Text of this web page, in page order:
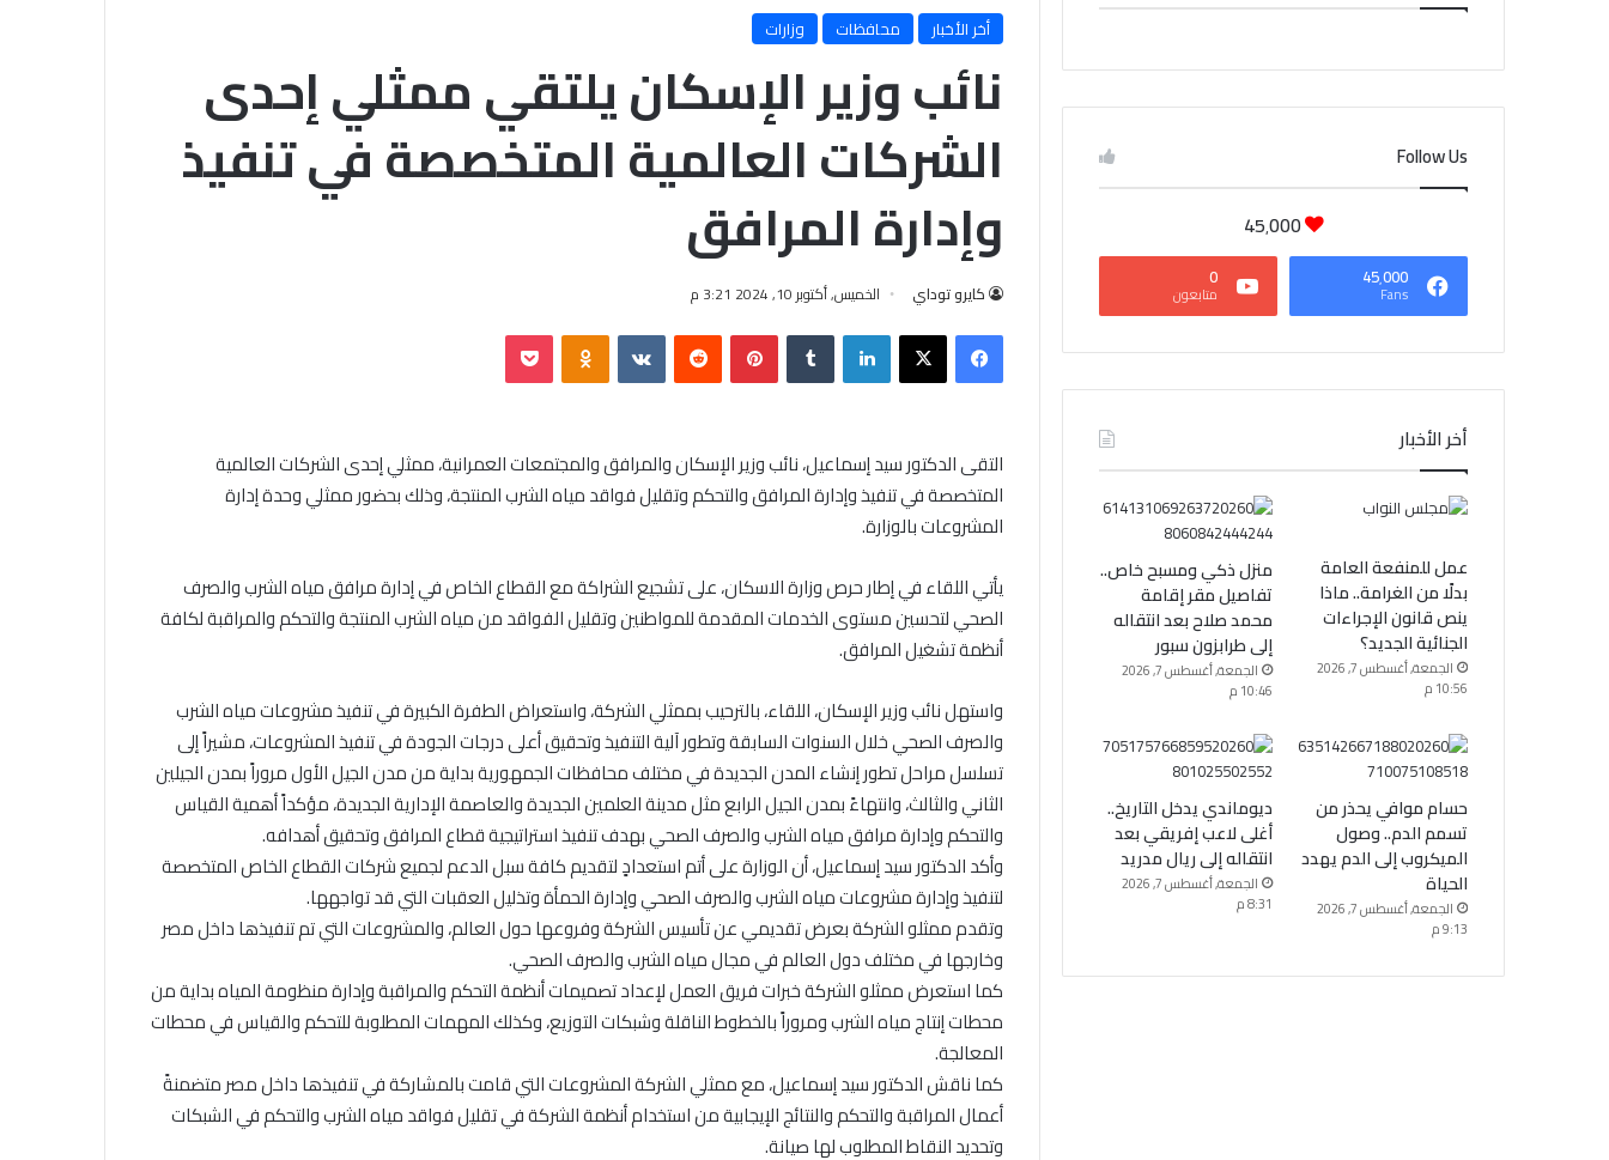
أخر الأخبار
محافظات وزارات
نائب وزير الإسكان يلتقي ممثلي إحدى
الشركات العالمية المتخصصة في تنفيذ
وإدارة المرافق
كايرو توداي الخميس, أكتوبر 10, 2024 3:21 م
فيسبوك لينكدإن بينتيريست
التقى الدكتور سيد إسماعيل، نائب وزير الإسكان والمرافق والمجتمعات العمرانية، ممثلي إحدى الشركات العالمية
المتخصصة في تنفيذ وإدارة المرافق والتحكم وتقليل فواقد مياه الشرب المنتجة، وذلك بحضور ممثلي وحدة إدارة
المشروعات بالوزارة.
يأتي اللقاء في إطار حرص وزارة الاسكان، على تشجيع الشراكة مع القطاع الخاص في إدارة مرافق مياه الشرب والصرف
الصحي لتحسين مستوى الخدمات المقدمة للمواطنين وتقليل الفواقد من مياه الشرب المنتجة والتحكم والمراقبة لكافة
أنظمة تشغيل المرافق.
واستهل نائب وزير الإسكان، اللقاء، بالترحيب بممثلي الشركة، واستعراض الطفرة الكبيرة في تنفيذ مشروعات مياه الشرب
والصرف الصحي خلال السنوات السابقة وتطور آلية التنفيذ وتحقيق أعلى درجات الجودة في تنفيذ المشروعات، مشيراً إلى
تسلسل مراحل تطور إنشاء المدن الجديدة في مختلف محافظات الجمهورية بداية من مدن الجيل الأول مروراً بمدن الجيلين
الثاني والثالث، وانتهاءً بمدن الجيل الرابع مثل مدينة العلمين الجديدة والعاصمة الإدارية الجديدة، مؤكداً أهمية القياس
والتحكم وإدارة مرافق مياه الشرب والصرف الصحي بهدف تنفيذ استراتيجية قطاع المرافق وتحقيق أهدافه.
وأكد الدكتور سيد إسماعيل، أن الوزارة على أتم استعدادٍ لتقديم كافة سبل الدعم لجميع شركات القطاع الخاص المتخصصة
لتنفيذ وإدارة مشروعات مياه الشرب والصرف الصحي وإدارة الحمأة وتذليل العقبات التي قد تواجهها.
وتقدم ممثلو الشركة بعرض تقديمي عن تأسيس الشركة وفروعها حول العالم، والمشروعات التي تم تنفيذها داخل مصر
وخارجها في مختلف دول العالم في مجال مياه الشرب والصرف الصحي.
كما استعرض ممثلو الشركة خبرات فريق العمل لإعداد تصميمات أنظمة التحكم والمراقبة وإدارة منظومة المياه بداية من
محطات إنتاج مياه الشرب ومروراً بالخطوط الناقلة وشبكات التوزيع، وكذلك المهمات المطلوبة للتحكم والقياس في محطات
المعالجة.
كما ناقش الدكتور سيد إسماعيل، مع ممثلي الشركة المشروعات التي قامت بالمشاركة في تنفيذها داخل مصر متضمنةً
أعمال المراقبة والتحكم والنتائج الإيجابية من استخدام أنظمة الشركة في تقليل فواقد مياه الشرب والتحكم في الشبكات
وتحديد النقاط المطلوب لها صيانة.
Follow Us
45٬000
45٬000
Fans
0
متابعون
أخر الأخبار
عمل للمنفعة العامة
بدلًا من الغرامة.. ماذا
ينص قانون الإجراءات
الجنائية الجديد؟
الجمعة, أغسطس 7, 2026
10:56 م
منزل ذكي ومسبح خاص..
تفاصيل مقر إقامة
محمد صلاح بعد انتقاله
إلى طرابزون سبور
الجمعة, أغسطس 7, 2026
10:46 م
حسام موافي يحذر من
تسمم الدم.. وصول
الميكروب إلى الدم يهدد
الحياة
الجمعة, أغسطس 7, 2026
9:13 م
ديوماندي يدخل التاريخ..
أغلى لاعب إفريقي بعد
انتقاله إلى ريال مدريد
الجمعة, أغسطس 7, 2026
8:31 م